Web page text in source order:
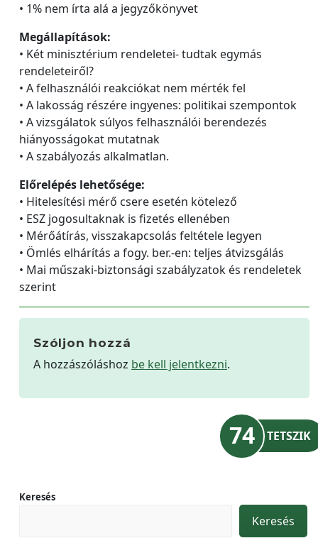
• 1% nem írta alá a jegyzőkönyvet
Megállapítások:
• Két minisztérium rendeletei- tudtak egymás
rendeleteiről?
• A felhasználói reakciókat nem mérték fel
• A lakosság részére ingyenes: politikai szempontok
• A vizsgálatok súlyos felhasználói berendezés
hiányosságokat mutatnak
• A szabályozás alkalmatlan.
Előrelépés lehetősége:
• Hitelesítési mérő csere esetén kötelező
• ESZ jogosultaknak is fizetés ellenében
• Mérőátírás, visszakapcsolás feltétele legyen
• Ömlés elhárítás a fogy. ber.-en: teljes átvizsgálás
• Mai műszaki-biztonsági szabályzatok és rendeletek
szerint
Szóljon hozzá
A hozzászóláshoz be kell jelentkezni.
74 TETSZIK
Keresés
Keresés